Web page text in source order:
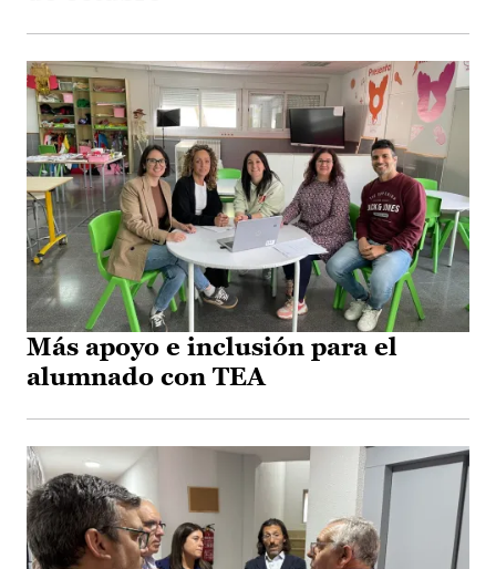
Más apoyo e inclusión para el
alumnado con TEA